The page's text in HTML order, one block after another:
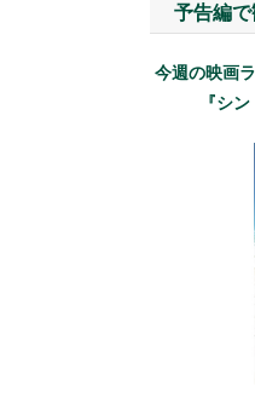
予告編
今週の映画
『シ